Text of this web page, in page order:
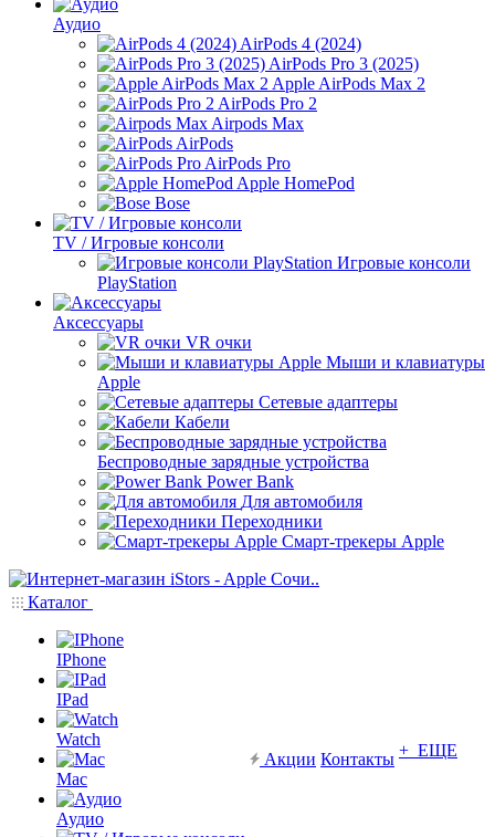
Аудио
AirPods 4 (2024)
AirPods Pro 3 (2025)
Apple AirPods Max 2
AirPods Pro 2
Airpods Max
AirPods
AirPods Pro
Apple HomePod
Bose
TV / Игровые консоли
Игровые консоли
PlayStation
Аксессуары
VR очки
Мыши и клавиатуры
Apple
Сетевые адаптеры
Кабели
Беспроводные зарядные устройства
Power Bank
Для автомобиля
Переходники
Смарт-трекеры Apple
Каталог
IPhone
IPad
Watch
Mac
Аудио
Акции Контакты + ЕЩЕ